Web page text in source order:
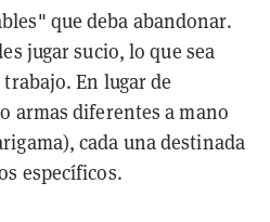
que deba abandonar.
jugar sucio, lo que sea
En lugar de
armas diferentes a mano
cada una destinada
específicos.